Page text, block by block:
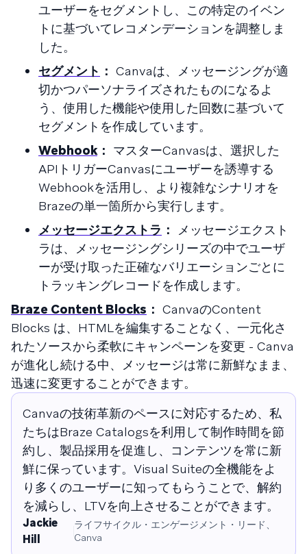
ユーザーをセグメントし、この特定のイベン
トに基づいてレコメンデーションを調整しま
した。
セグメント ： Canvaは、メッセージングが適
切かつパーソナライズされたものになるよ
う、使用した機能や使用した回数に基づいて
セグメントを作成しています。
Webhook： マスターCanvasは、選択した
APIトリガーCanvasにユーザーを誘導する
Webhookを活用し、より複雑なシナリオを
Brazeの単一箇所から実行します。
メッセージエクストラ ：
メッセージエクスト
ラは、メッセージングシリーズの中でユーザ
ーが受け取った正確なバリエーションごとに
トラッキングレコードを作成します。
Braze Content Blocks ： CanvaのContent
Blocks は、HTMLを編集することなく、一元化さ
れたソースから柔軟にキャンペーンを変更 - Canva
が進化し続ける中、メッセージは常に新鮮なまま、
迅速に変更することができます。
Canvaの技術革新のペースに対応するため、私
たちはBraze Catalogsを利用して制作時間を節
約し、製品採用を促進し、コンテンツを常に新
鮮に保っています。Visual Suiteの全機能をよ
り多くのユーザーに知ってもらうことで、解約
を減らし、LTVを向上させることができます。
Jackie
Hill
ライフサイクル・エンゲージメント・リード、
Canva